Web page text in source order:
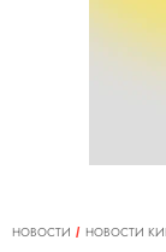
НОВОСТИ
НОВОСТИ